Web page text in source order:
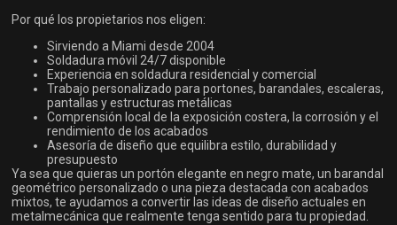
Por qué los propietarios nos eligen:
Sirviendo a Miami desde 2004
Soldadura móvil 24/7 disponible
Experiencia en soldadura residencial y comercial
Trabajo personalizado para portones, barandales, escaleras,
pantallas y estructuras metálicas
Comprensión local de la exposición costera, la corrosión y el
rendimiento de los acabados
Asesoría de diseño que equilibra estilo, durabilidad y
presupuesto
Ya sea que quieras un portón elegante en negro mate, un barandal
geométrico personalizado o una pieza destacada con acabados
mixtos, te ayudamos a convertir las ideas de diseño actuales en
metalmecánica que realmente tenga sentido para tu propiedad.